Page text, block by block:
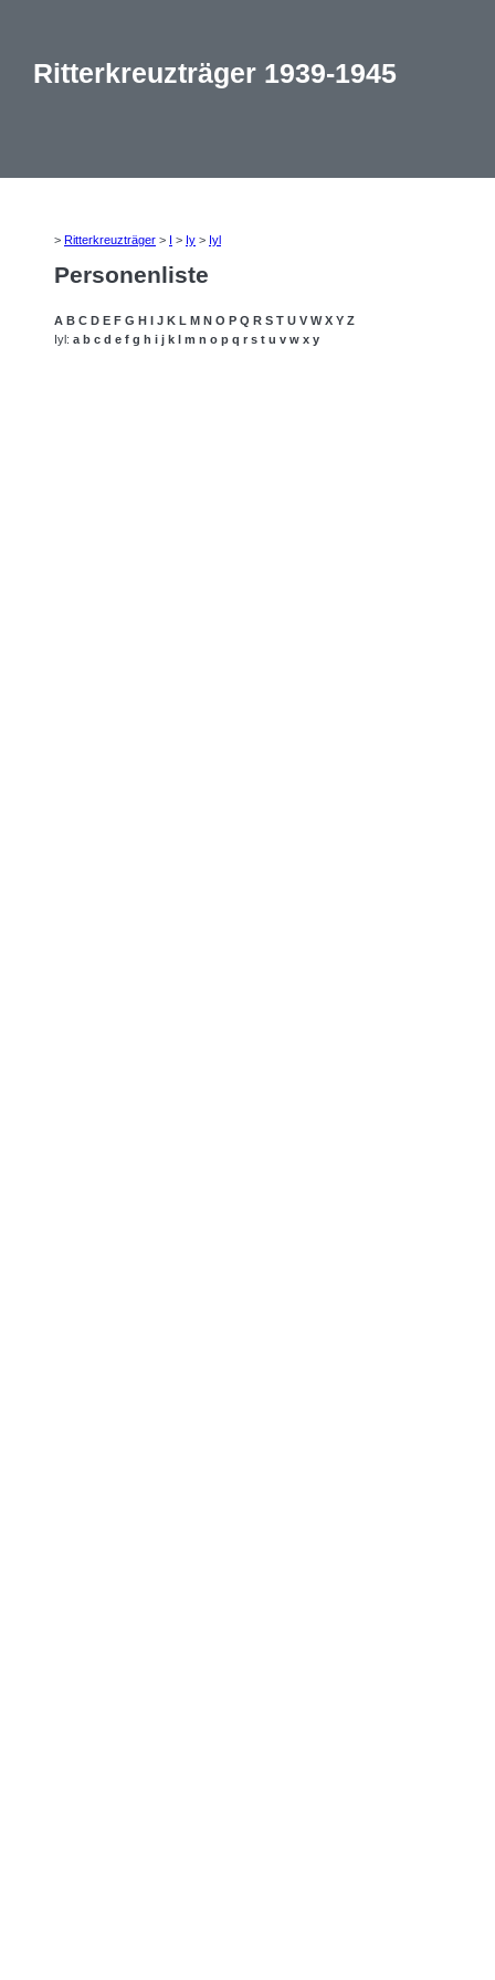
Ritterkreuzträger 1939-1945
> Ritterkreuzträger > I > Iy > Iyl
Personenliste
A B C D E F G H I J K L M N O P Q R S T U V W X Y Z
Iyl: a b c d e f g h i j k l m n o p q r s t u v w x y